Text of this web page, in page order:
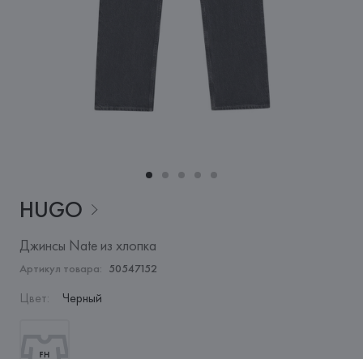
HUGO
Джинсы Nate из хлопка
Артикул товара: 50547152
Цвет: Черный